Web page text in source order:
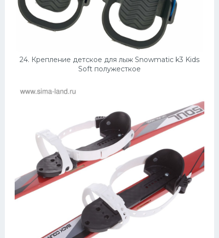
24. Крепление детское для лыж Snowmatic k3 Kids
Soft полужесткое